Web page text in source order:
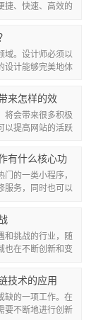
捷、快速、高效的
域。设计师必须以
设计能够完美地体
来怎样的效
将会带来很多积极
以提高网站的活跃
有什么核心功
势。
的一类小程序，
服务，同时也可以
和挑战的行业，随
也在不断创新和变
技术的应用
缺的一项工作。在
要不断地进行创新